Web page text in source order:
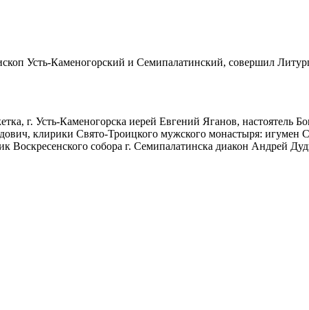
Усть-Каменогорский и Семипалатинский, совершил
г. Усть-Каменогорска иерей Евгений Яганов, настоятель
клирики Свято-Троицкого мужского монастыря: игумен
собора г. Семипалатинска диакон Андрей